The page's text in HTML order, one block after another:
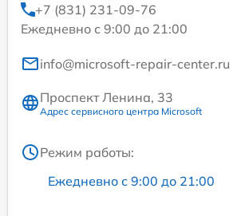
+7 (831) 231-09-76
Ежедневно с 9:00 до 21:00
info@microsoft-repair-center.ru
Проспект Ленина, 33
Адрес сервисного центра Microsoft
Режим работы:
Ежедневно с 9:00 до 21:00